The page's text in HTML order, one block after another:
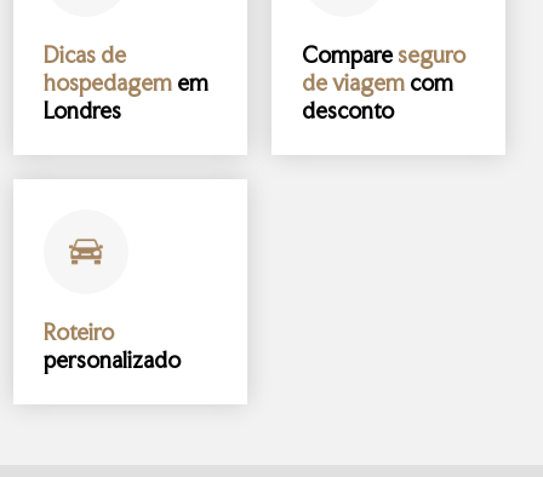
Dicas de
hospedagem em
Londres
Compareseguro
de viagem com
desconto
Roteiro
personalizado